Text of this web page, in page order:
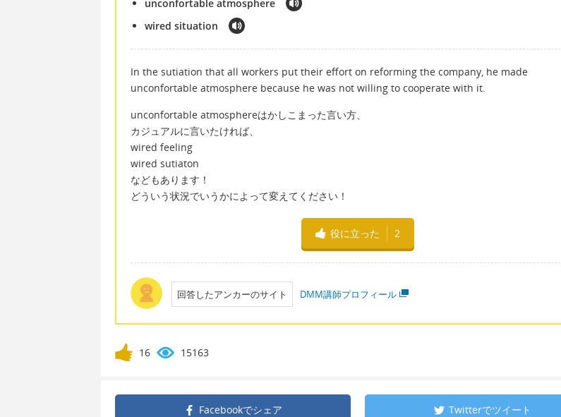
unconfortable atmosphere
wired situation
In the sutiation that all workers put their effort on reforming the company, he made
unconfortable atmosphere because he was not willing to cooperate with it.
unconfortable atmosphereはかしこまった言い方、
カジュアルに言いたければ、
wired feeling
wired sutiaton
などもあります！
どういう状況でいうかによって変えてください！
役に立った 2
回答したアンカーのサイト DMM講師プロフィール
16 15163
Facebookでシェア Twitterでツイート